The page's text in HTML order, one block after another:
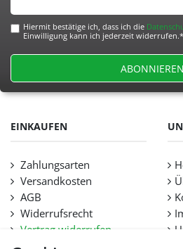
Hiermit bestätige ich, dass ich die
Einwilligung kann ich jederzeit
ABONNIEREN
EINKAUFEN
Zahlungsarten
Versandkosten
AGB
Widerrufsrecht
Vertrag widerrufen
Datenschutz